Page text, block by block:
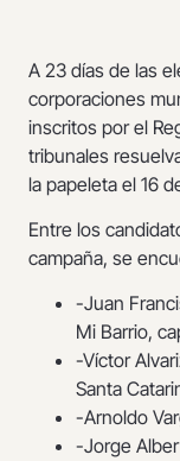
A 23 días de las
corporaciones
inscritos por el
tribunales
la papeleta el 16
Entre los
campaña, se
-Juan
Mi Barrio,
-Víctor
Santa
-Arnoldo
-Jorge